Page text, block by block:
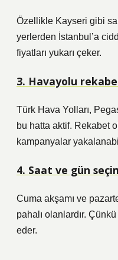
Özellikle Kayseri gibi
yerlerden İstanbul’a
fiyatları yukarı çeker.
3. Havayolu
Türk Hava Yolları,
bu hatta aktif. Rekabet
kampanyalar
4. Saat ve gün
Cuma akşamı ve
pahalı olanlardır.
eder.